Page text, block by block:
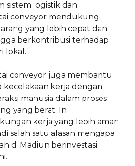
sistem logistik dan
conveyor mendukung
yang lebih cepat dan
berkontribusi terhadap
lokal.
conveyor juga membantu
kecelakaan kerja dengan
manusia dalam proses
yang berat. Ini
kerja yang lebih aman
salah satu alasan mengapa
di Madiun berinvestasi